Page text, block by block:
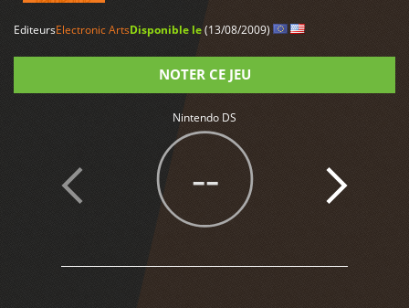
EditeursElectronic ArtsDisponible le(13/08/2009)
NOTER CE JEU
Nintendo DS
--